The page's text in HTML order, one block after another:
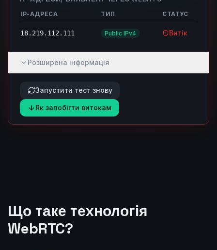
IP-АДРЕСА ТИП СТАТУС
18.219.112.111 Public IPv4 Витік
Розширена інформація
Запустити тест знову
Як запобігти витокам
Що таке технологія
WebRTC?